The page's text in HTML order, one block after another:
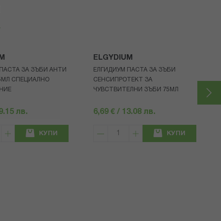
ЗА ЗЪБИ АНТИ
СПЕЦИАЛНО
лв.
КУПИ
ELGYDIUM
ЕЛГИДИУМ ПАСТА ЗА ЗЪБИ
СЕНСИПРОТЕКТ ЗА
ЧУВСТВИТЕЛНИ ЗЪБИ 75МЛ
6,69 € / 13.08 лв.
КУПИ